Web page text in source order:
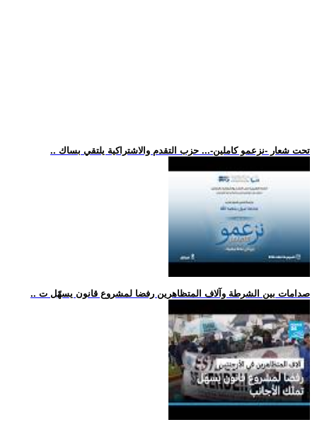
.. تحت شعار -نزعمو كاملين-... حزب التقدم والاشتراكية يلتقي بساك
.. صدامات بين الشرطة وآلاف المتظاهرين رفضا لمشروع قانون يسهّل ت